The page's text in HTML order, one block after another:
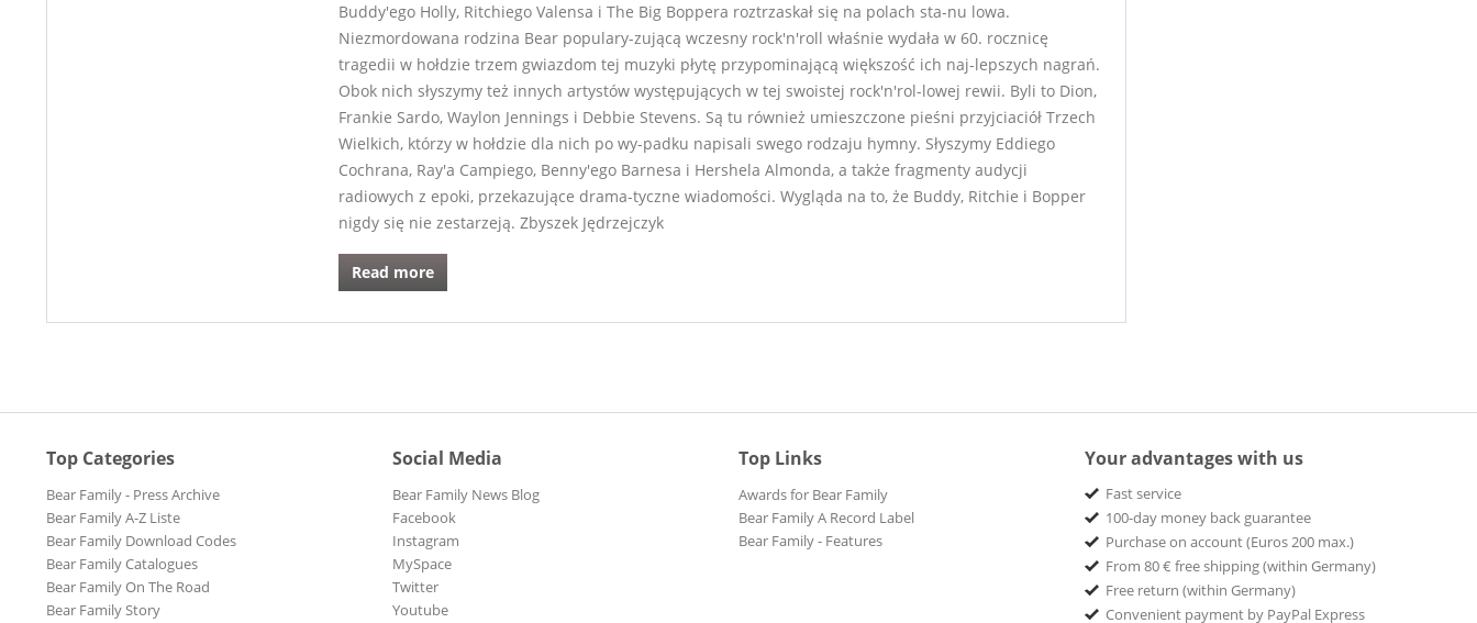
Buddy'ego Holly, Ritchiego Valensa i The Big Boppera roztrzaskał się na polach sta-nu lowa.
Niezmordowana rodzina Bear populary-zującą wczesny rock'n'roll właśnie wydała w 60. rocznicę
tragedii w hołdzie trzem gwiazdom tej muzyki płytę przypominającą większość ich naj-lepszych nagrań.
Obok nich słyszymy też innych artystów występujących w tej swoistej rock'n'rol-lowej rewii. Byli to Dion,
Frankie Sardo, Waylon Jennings i Debbie Stevens. Są tu również umieszczone pieśni przyjciaciół Trzech
Wielkich, którzy w hołdzie dla nich po wy-padku napisali swego rodzaju hymny. Słyszymy Eddiego
Cochrana, Ray'a Campiego, Benny'ego Barnesa i Hershela Almonda, a także fragmenty audycji
radiowych z epoki, przekazujące drama-tyczne wiadomości. Wygląda na to, że Buddy, Ritchie i Bopper
nigdy się nie zestarzeją. Zbyszek Jędrzejczyk
Read more
Top Categories
Bear Family - Press Archive
Bear Family A-Z Liste
Bear Family Download Codes
Bear Family Catalogues
Bear Family On The Road
Bear Family Story
Social Media
Bear Family News Blog
Facebook
Instagram
MySpace
Twitter
Youtube
Top Links
Awards for Bear Family
Bear Family A Record Label
Bear Family - Features
Your advantages with us
Fast service
100-day money back guarantee
Purchase on account (Euros 200 max.)
From 80 € free shipping (within Germany)
Free return (within Germany)
Convenient payment by PayPal Express